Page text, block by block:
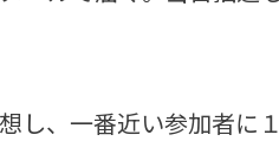
し、一番近い参加者に